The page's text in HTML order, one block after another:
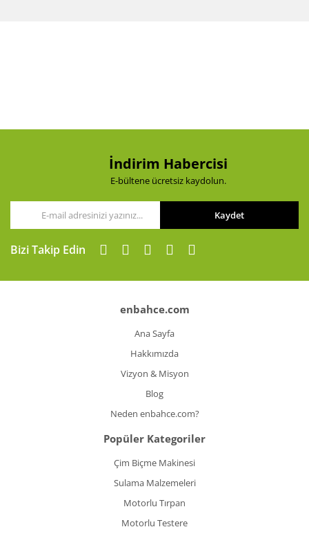
İndirim Habercisi
E-bültene ücretsiz kaydolun.
Kaydet
Bizi Takip Edin
enbahce.com
Ana Sayfa
Hakkımızda
Vizyon & Misyon
Blog
Neden enbahce.com?
Popüler Kategoriler
Çim Biçme Makinesi
Sulama Malzemeleri
Motorlu Tırpan
Motorlu Testere